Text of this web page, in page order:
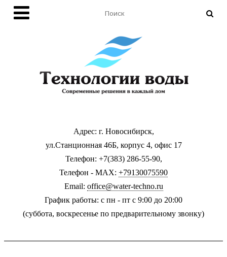
Адрес: г. Новосибирск,
ул.Станционная 46Б, корпус 4, офис 17
Телефон: +7(383) 286-55-90,
Телефон - MAX: +79130075590
Email: office@water-techno.ru
График работы: с пн - пт с 9:00 до 20:00
(суббота, воскресенье по предварительному звонку)